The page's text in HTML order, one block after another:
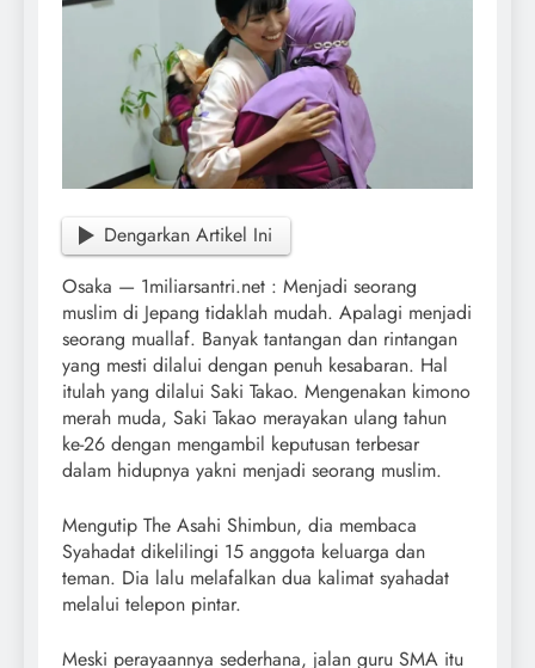
Dengarkan Artikel Ini
Osaka — 1miliarsantri.net : Menjadi seorang
muslim di Jepang tidaklah mudah. Apalagi menjadi
seorang muallaf. Banyak tantangan dan rintangan
yang mesti dilalui dengan penuh kesabaran. Hal
itulah yang dilalui Saki Takao. Mengenakan kimono
merah muda, Saki Takao merayakan ulang tahun
ke-26 dengan mengambil keputusan terbesar
dalam hidupnya yakni menjadi seorang muslim.
Mengutip The Asahi Shimbun, dia membaca
Syahadat dikelilingi 15 anggota keluarga dan
teman. Dia lalu melafalkan dua kalimat syahadat
melalui telepon pintar.
Meski perayaannya sederhana, jalan guru SMA itu